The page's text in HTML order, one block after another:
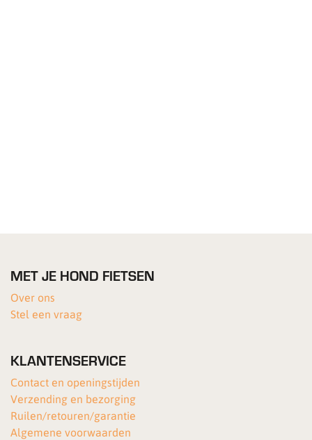
MET JE HOND FIETSEN
Over ons
Stel een vraag
KLANTENSERVICE
Contact en openingstijden
Verzending en bezorging
Ruilen/retouren/garantie
Algemene voorwaarden